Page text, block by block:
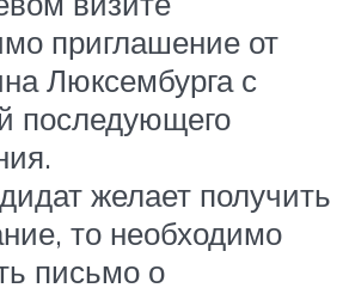
приглашение от
Люксембурга с
последующего
желает получить
то необходимо
письмо о